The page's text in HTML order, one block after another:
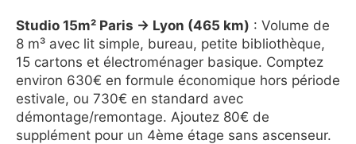
Studio 15m² Paris → Lyon (465 km) : Volume de
8 m³ avec lit simple, bureau, petite bibliothèque,
15 cartons et électroménager basique. Comptez
environ 630€ en formule économique hors période
estivale, ou 730€ en standard avec
démontage/remontage. Ajoutez 80€ de
supplément pour un 4ème étage sans ascenseur.